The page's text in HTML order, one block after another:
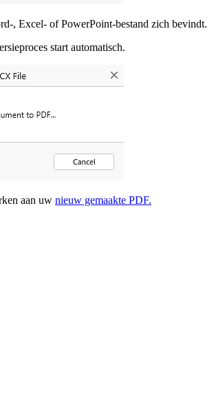
, Excel- of PowerPoint-bestand zich bevindt.
start automatisch.
aan uw nieuw gemaakte PDF.